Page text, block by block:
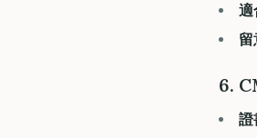
適
留
6.
證